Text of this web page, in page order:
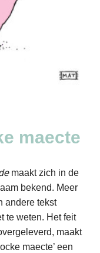
maecte
maakt zich in de
bekend. Meer
andere tekst
te weten. Het feit
maakt
maecte’ een